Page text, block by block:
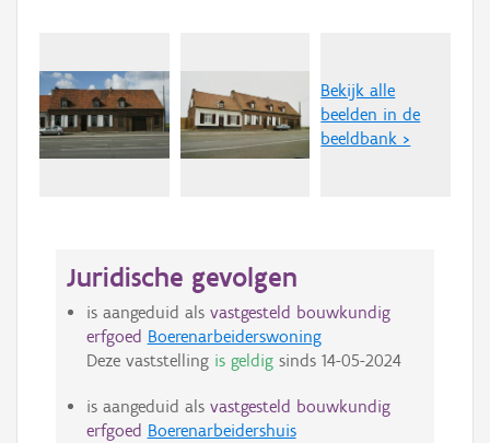
Bekijk alle
beelden in de
beeldbank >
Juridische gevolgen
is aangeduid als vastgesteld bouwkundig
erfgoed Boerenarbeiderswoning
Deze vaststelling is geldigsinds 14-05-2024
is aangeduid als vastgesteld bouwkundig
erfgoed Boerenarbeidershuis